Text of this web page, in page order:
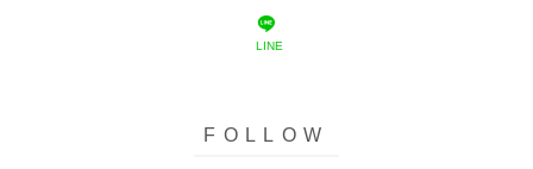
LINE